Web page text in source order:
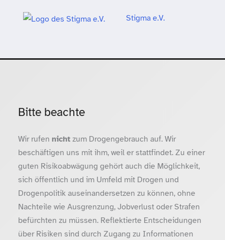
Stigma e.V.
Bitte beachte
Wir rufen nichtzum Drogengebrauch auf. Wir
beschäftigen uns mit ihm, weil er stattfindet. Zu einer
guten Risikoabwägung gehört auch die Möglichkeit,
sich öffentlich und im Umfeld mit Drogen und
Drogenpolitik auseinandersetzen zu können, ohne
Nachteile wie Ausgrenzung, Jobverlust oder Strafen
befürchten zu müssen. Reflektierte Entscheidungen
über Risiken sind durch Zugang zu Informationen